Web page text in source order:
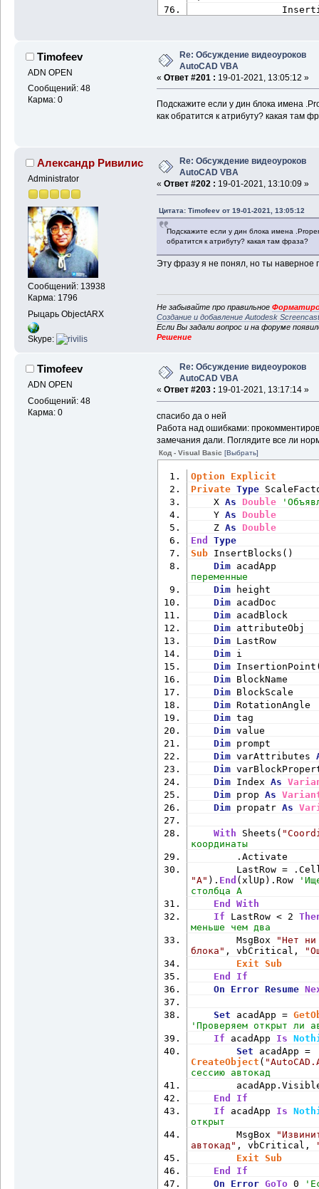
i).value
BlockScale.X
BlockScale.Y
Set
BlockName,
End If
.Range("L"
& i).value
.Range("N" &
varAttributes(3).TextString =
.Range("O" &
varAttributes(4).TextString =
varAttributes(5).TextString =
.Range("Q" &
.Range("L" & i).value
.Range("M" & i).value
For
UBound
' ошибка №6
prop.value
ElseIf
"Длина" Then
prop.value
i).value
' это нафига в
Next i
End With
'Zoom in to the
'Release the
Set acadBlock =
Set acadDoc =
Set acadApp =
Sub
Timofeev
ADN OPEN
Сообщений: 48
Карма: 0
Re: Обсуждение видеоуроков
AutoCAD VBA
« Ответ #201 : 19-01-2021, 13:05:12 »
Подскажите если у дин блока имена
как обратится к атрибуту? какая там
Александр Ривилис
Administrator
Сообщений: 13938
Карма: 1796
Рыцарь ObjectARX
Skype:
Re: Обсуждение видеоуроков
AutoCAD VBA
« Ответ #202 : 19-01-2021, 13:10:09 »
Цитата: Timofeev от 19-01-2021, 13:05:12
Подскажите если у дин блока имена
обратится к атрибуту? какая там фраза?
Эту фразу я не понял, но ты наверное
Не забывайте про правильное
Создание и добавление Autodesk
Если Вы задали вопрос и на форуме
Решение
Timofeev
ADN OPEN
Сообщений: 48
Карма: 0
Re: Обсуждение видеоуроков
AutoCAD VBA
« Ответ #203 : 19-01-2021, 13:17:14 »
спасибо да о ней
Работа над ошибками:
замечания дали. Поглядите все ли
Код - Visual Basic [Выбрать]
Option
Explicit
Private Type
X As Double
Y As
Double
Z As
Double
End
Type
Sub InsertBlocks()
Dim
переменные
Dim
Dim
Dim
Dim
Dim
Dim
Dim
Dim
Dim
Dim
Dim
Dim
Dim
Dim varAttributes
Dim
Dim Index As
Dim prop As
Dim propatr As
With Sheets(
координаты
.Activate
"A" ). End (xlUp).Row
столбца A
End
With
If LastRow < 2
меньше чем два
MsgBox
"Нет ни
блока" , vbCritical,
Exit
Sub
End
If
On
Error Resume
Set acadApp =
'Проверяем открыт ли
If acadApp Is
Set
CreateObject (
сессию автокад
End
If
If acadApp Is
открыт
MsgBox
автокад" , vbCritical,
Exit
Sub
End
If
On
Error GoTo 0